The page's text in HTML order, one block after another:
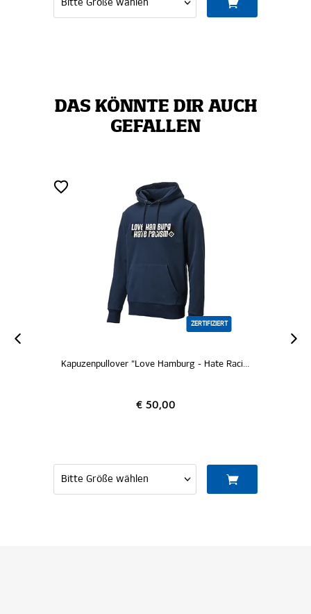
DAS KÖNNTE DIR AUCH
GEFALLEN
ZERTIFIZIERT
Kapuzenpullover "Love Hamburg - Hate Racism"
€ 50,00